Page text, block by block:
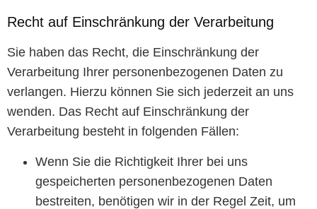
Recht auf Einschränkung der Verarbeitung
Sie haben das Recht, die Einschränkung der
Verarbeitung Ihrer personenbezogenen Daten zu
verlangen. Hierzu können Sie sich jederzeit an uns
wenden. Das Recht auf Einschränkung der
Verarbeitung besteht in folgenden Fällen:
Wenn Sie die Richtigkeit Ihrer bei uns
gespeicherten personenbezogenen Daten
bestreiten, benötigen wir in der Regel Zeit, um